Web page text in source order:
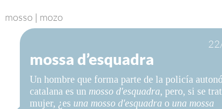
NOTICIAS
SOBRE LA FUNDÉURAE
FundéuRAE es una fundación patrocinada por la
y la Real Academia Española, cuyo objetivo es
el buen uso del español en los medios de
Internet.
mosso | mozo
mossa d’esquadra
Un hombre que forma parte de la policía
catalana es un mosso d'esquadra, pero, si se
mujer, ¿es una mosso d'esquadra o una mossa